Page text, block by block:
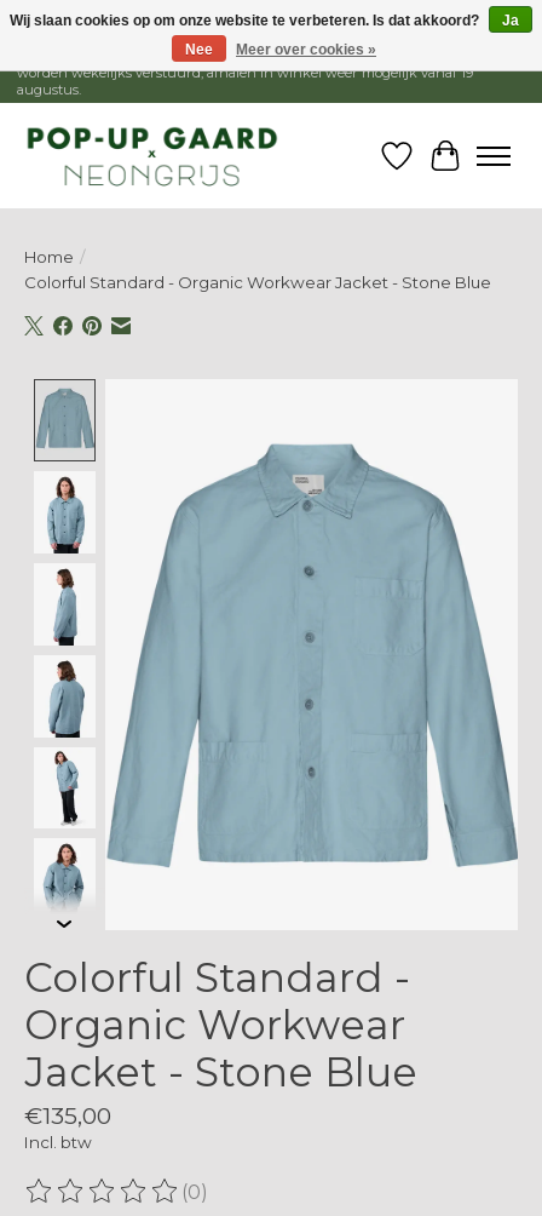
1 - 15 augustus is de winkel gesloten, webshop blijft open. Bestellingen
worden wekelijks verstuurd, afhalen in winkel weer mogelijk vanaf 19
augustus.
Verlanglijst
Home /
Colorful Standard - Organic Workwear Jacket - Stone Blue
Colorful Standard -
Organic Workwear
Jacket - Stone Blue
€135,00
Incl. btw
De beoordeling van dit product is
(0)
Wij slaan cookies op om onze website te verbeteren. Is dat akkoord?
Ja
Nee
Meer over cookies »